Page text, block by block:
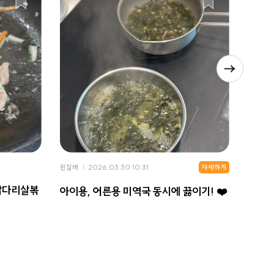
리살볶
윈실버 2026.03.30 10:31
아이용, 어른용 미역국 동시에 끓이기! ❤️
자세하게